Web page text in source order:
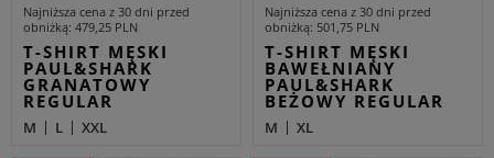
Najniższa cena z 30 dni przed
obniżką 479,25 PLN
T-SHIRT MĘSKI
PAUL&SHARK
GRANATOWY
REGULAR
M L XXL
Najniższa cena z 30 dni przed
obniżką 501,75 PLN
T-SHIRT MĘSKI
BAWEŁNIANY
PAUL&SHARK
BEŻOWY REGULAR
M XL